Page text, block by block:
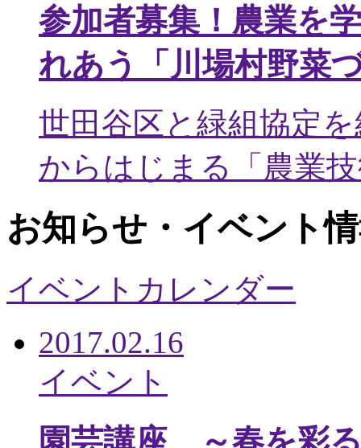
参加者募集！農業を
れあう「川場村野菜
世田谷区と緑組協定
からはじまる「農業
お知らせ・イベント
イベントカレンダー
2017.02.16
イベント